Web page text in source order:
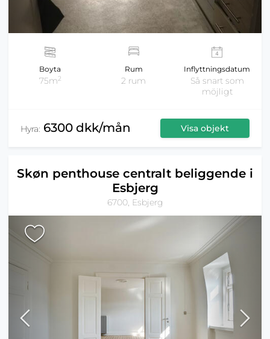
Boyta
75m2
Rum
2 rum
Inflyttningsdatum
Så snart som
möjligt
Hyra: 6300 dkk/mån Visa objekt
Skøn penthouse centralt beliggende i
Esbjerg
6700, Esbjerg